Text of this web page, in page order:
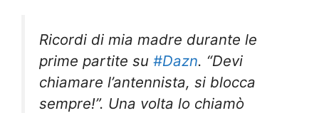
Ricordi di mia madre durante le
prime partite su #Dazn. “Devi
chiamare l’antennista, si blocca
sempre!”. Una volta lo chiamò